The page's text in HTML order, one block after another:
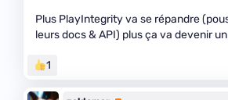
Plus PlayIntegrity va se répandre
leurs docs & API) plus ça va devenir
1